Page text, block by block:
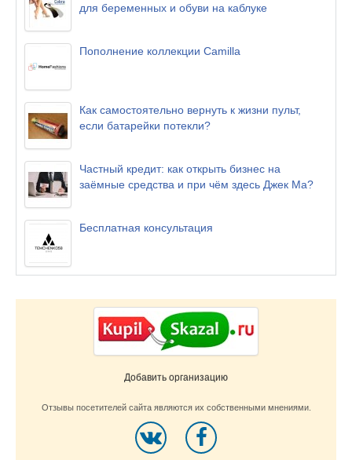
для беременных и обуви на каблуке
Пополнение коллекции Camilla
Как самостоятельно вернуть к жизни пульт,
если батарейки потекли?
Частный кредит: как открыть бизнес на
заёмные средства и при чём здесь Джек Ма?
Бесплатная консультация
Добавить организацию
Отзывы посетителей сайта являются их собственными мнениями.